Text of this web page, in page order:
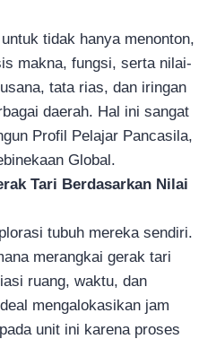
tidak hanya menonton,
makna, fungsi, serta nilai-
tata rias, dan iringan
daerah. Hal ini sangat
Profil Pelajar Pancasila,
Global.
Tari Berdasarkan Nilai
tubuh mereka sendiri.
merangkai gerak tari
ruang, waktu, dan
mengalokasikan jam
unit ini karena proses